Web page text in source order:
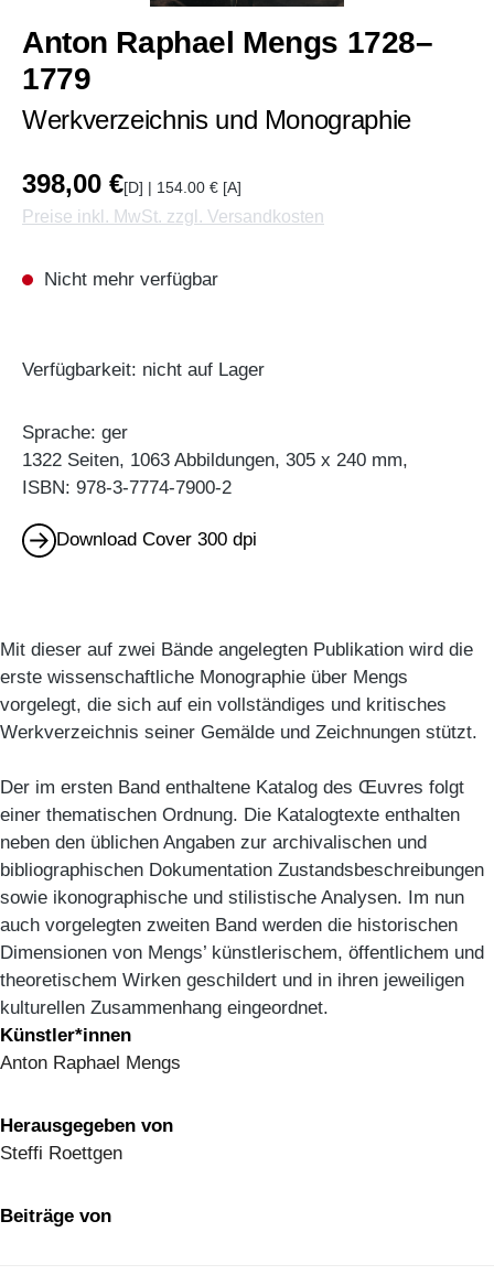
Anton Raphael Mengs 1728–
1779
Werkverzeichnis und Monographie
398,00 €[D] | 154.00 € [A]
Preise inkl. MwSt. zzgl. Versandkosten
Nicht mehr verfügbar
Verfügbarkeit: nicht auf Lager
Sprache: ger
1322 Seiten, 1063 Abbildungen, 305 x 240 mm,
ISBN: 978-3-7774-7900-2
Download Cover 300 dpi
Mit dieser auf zwei Bände angelegten Publikation wird die
erste wissenschaftliche Monographie über Mengs
vorgelegt, die sich auf ein vollständiges und kritisches
Werkverzeichnis seiner Gemälde und Zeichnungen stützt.
Der im ersten Band enthaltene Katalog des Œuvres folgt
einer thematischen Ordnung. Die Katalogtexte enthalten
neben den üblichen Angaben zur archivalischen und
bibliographischen Dokumentation Zustandsbeschreibungen
sowie ikonographische und stilistische Analysen. Im nun
auch vorgelegten zweiten Band werden die historischen
Dimensionen von Mengs’ künstlerischem, öffentlichem und
theoretischem Wirken geschildert und in ihren jeweiligen
kulturellen Zusammenhang eingeordnet.
Künstler*innen
Anton Raphael Mengs
Herausgegeben von
Steffi Roettgen
Beiträge von